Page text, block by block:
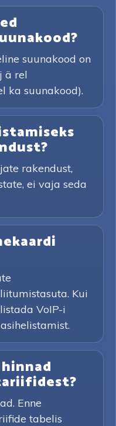
suunakood on
ä rel
ka suunakood).
rakendust,
ei vaja seda
Kui
VoIP-i
Enne
tabelis